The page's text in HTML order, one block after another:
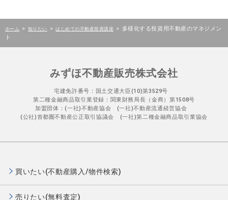
ホーム > 知りたい > はじめての不動産投資講座 > 多様化する投資用不動産のマネジメン
ト
みずほ不動産販売株式会社
宅建免許番号：国土交通大臣(10)第3529号
第二種金融商品取引業登録：関東財務局長（金商）第1508号
加盟団体：(一社)不動産協会 (一社)不動産流通経営協会
(公社)首都圏不動産公正取引協議会 (一社)第二種金融商品取引業協会
買いたい(不動産購入/物件検索)
売りたい(無料査定)